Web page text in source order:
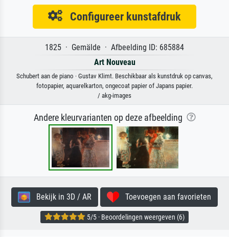
Configureer kunstafdruk
1825 · Gemälde · Afbeelding ID: 685884
Art Nouveau
Schubert aan de piano · Gustav Klimt. Beschikbaar als kunstdruk op canvas,
fotopapier, aquarelkarton, ongecoat papier of Japans papier.
/ akg-images
Andere kleurvarianten op deze afbeelding
Bekijk in 3D / AR Toevoegen aan favorieten
5/5 · Beoordelingen weergeven (6)